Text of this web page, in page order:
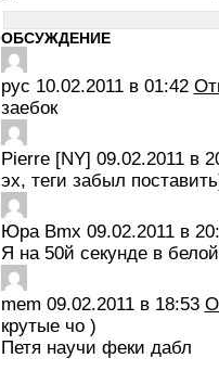
ОБСУЖДЕНИЕ
рус 10.02.2011 в 01:42
заебок
Pierre [NY] 09.02.2011 в
эх, теги забыл
Юра Bmx 09.02.2011 в
Я на 50й секунде в
mem 09.02.2011 в 18:53
крутые чо )
Петя научи феки дабл